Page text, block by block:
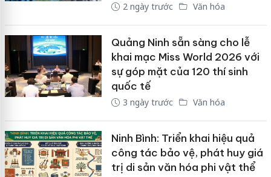
2 ngày trước Văn hóa
Quảng Ninh sẵn sàng cho lễ
khai mạc Miss World 2026 với
sự góp mặt của 120 thí sinh
quốc tế
3 ngày trước Văn hóa
Ninh Bình: Triển khai hiệu quả
công tác bảo vệ, phát huy giá
trị di sản văn hóa phi vật thể